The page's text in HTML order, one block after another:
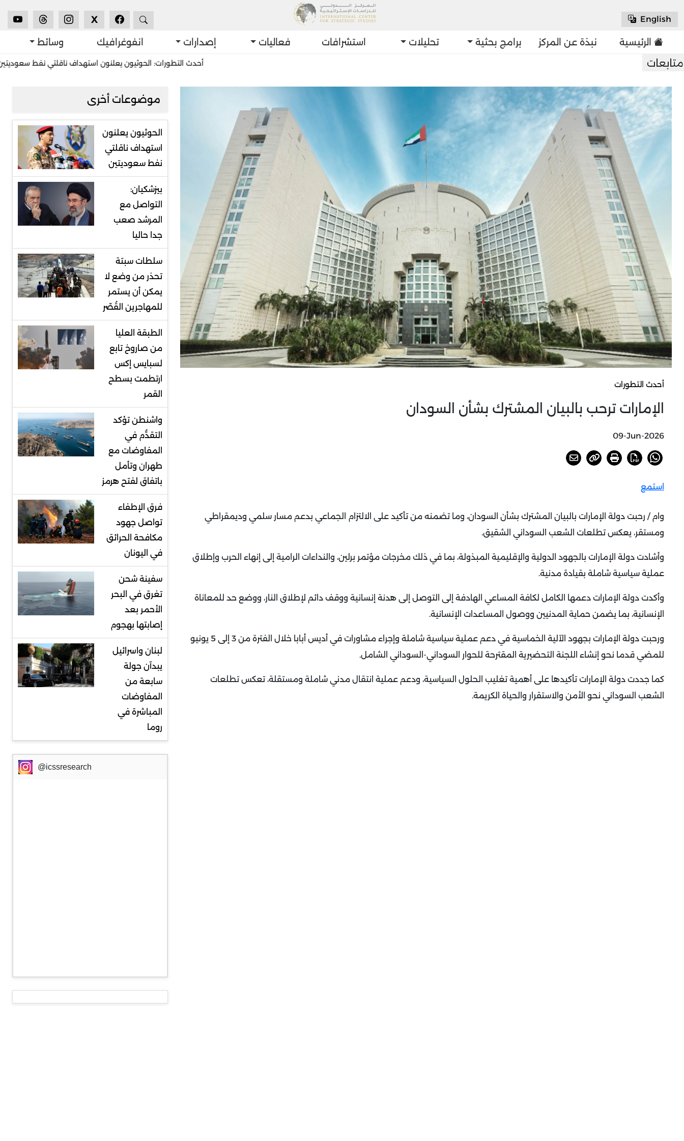
English
X
الرئيسية نبذة عن المركز برامج بحثية تحليلات استشرافات فعاليات إصدارات انفوغرافيك وسائط
أحدث التطورات: الحوثيون يعلنون استهداف ناقلتي نفط سعوديتين
أحدث التطورات
الإمارات ترحب بالبيان المشترك بشأن السودان
09-Jun-2026
استمع
وام / رحبت دولة الإمارات بالبيان المشترك بشأن السودان، وما تضمنه من تأكيد على الالتزام الجماعي بدعم مسار سلمي وديمقراطي
ومستقر، يعكس تطلعات الشعب السوداني الشقيق.
وأشادت دولة الإمارات بالجهود الدولية والإقليمية المبذولة، بما في ذلك مخرجات مؤتمر برلين، والنداءات الرامية إلى إنهاء الحرب وإطلاق
عملية سياسية شاملة بقيادة مدنية.
وأكدت دولة الإمارات دعمها الكامل لكافة المساعي الهادفة إلى التوصل إلى هدنة إنسانية ووقف دائم لإطلاق النار، ووضع حد للمعاناة
الإنسانية، بما يضمن حماية المدنيين ووصول المساعدات الإنسانية.
ورحبت دولة الإمارات بجهود الآلية الخماسية في دعم عملية سياسية شاملة وإجراء مشاورات في أديس أبابا خلال الفترة من 3 إلى 5 يونيو
للمضي قدما نحو إنشاء اللجنة التحضيرية المقترحة للحوار السوداني-السوداني الشامل.
كما جددت دولة الإمارات تأكيدها على أهمية تغليب الحلول السياسية، ودعم عملية انتقال مدني شاملة ومستقلة، تعكس تطلعات
الشعب السوداني نحو الأمن والاستقرار والحياة الكريمة.
موضوعات أخرى
الحوثيون يعلنون
استهداف ناقلتي
نفط سعوديتين
بيزشكيان:
التواصل مع
المرشد صعب
جدا حاليا
سلطات سبتة
تحذر من وضع لا
يمكن أن يستمر
للمهاجرين القُصّر
الطبقة العليا
من صاروخ تابع
لسبايس إكس
ارتطمت بسطح
القمر
واشنطن تؤكد
التقدُّم في
المفاوضات مع
طهران وتأمل
باتفاق لفتح هرمز
فرق الإطفاء
تواصل جهود
مكافحة الحرائق
في اليونان
سفينة شحن
تغرق في البحر
الأحمر بعد
إصابتها بهجوم
لبنان واسرائيل
يبدآن جولة
سابعة من
المفاوضات
المباشرة في
روما
@icssresearch